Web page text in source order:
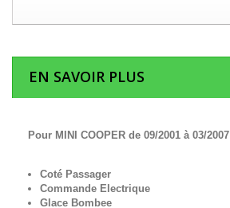
EN SAVOIR PLUS
Pour MINI COOPER de 09/2001 à 03/2007
Coté Passager
Commande Electrique
Glace Bombee